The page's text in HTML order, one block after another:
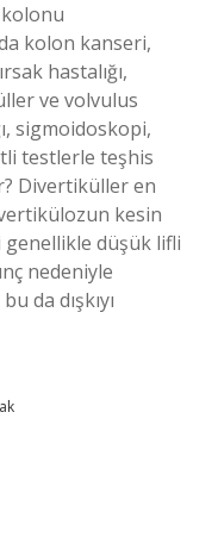
kolon kanseri,
hastalığı,
ve volvulus
sigmoidoskopi,
testlerle teşhis
Divertiküller en
kesin
düşük lifli
nedeniyle
da dışkıyı